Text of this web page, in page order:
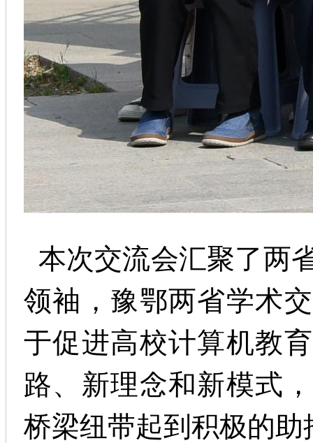
本次交流会汇聚了两
领袖，豫鄂两省学术
于促进高校计算机教
路、新理念和新模式
桥梁纽带起到积极的助